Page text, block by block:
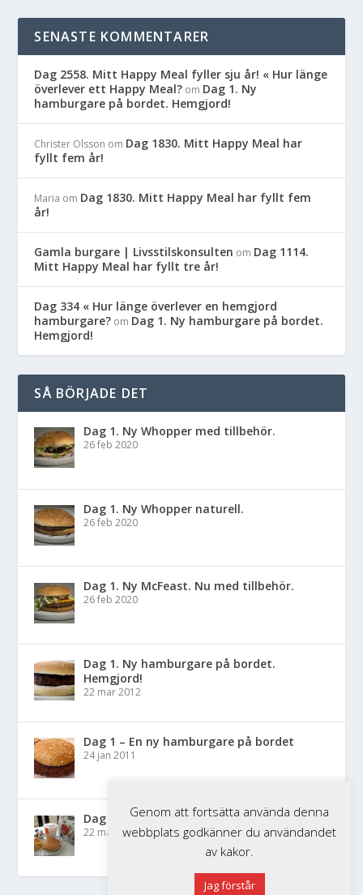
SENASTE KOMMENTARER
Dag 2558. Mitt Happy Meal fyller sju år! « Hur länge
överlever ett Happy Meal? om Dag 1. Ny
hamburgare på bordet. Hemgjord!
Christer Olsson om Dag 1830. Mitt Happy Meal har
fyllt fem år!
Maria om Dag 1830. Mitt Happy Meal har fyllt fem
år!
Gamla burgare | Livsstilskonsulten om Dag 1114.
Mitt Happy Meal har fyllt tre år!
Dag 334 « Hur länge överlever en hemgjord
hamburgare? om Dag 1. Ny hamburgare på bordet.
Hemgjord!
SÅ BÖRJADE DET
Dag 1. Ny Whopper med tillbehör.
26 feb 2020
Dag 1. Ny Whopper naturell.
26 feb 2020
Dag 1. Ny McFeast. Nu med tillbehör.
26 feb 2020
Dag 1. Ny hamburgare på bordet.
Hemgjord!
22 mar 2012
Dag 1 – En ny hamburgare på bordet
24 jan 2011
Dag 1 – Nytt Happy Meal på bordet
22 mar 2010
Genom att fortsätta använda denna
webbplats godkänner du användandet
av kakor.
Jag förstår